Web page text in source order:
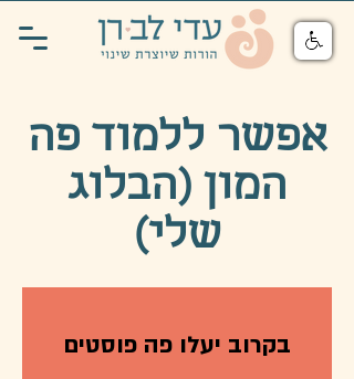
אפשר ללמוד פה
המון (הבלוג
שלי)
בקרוב יעלו פה פוסטים